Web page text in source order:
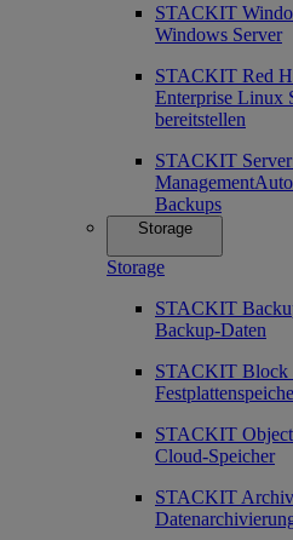
STACKIT
Windows Server
STACKIT Red
Enterprise Linux
bereitstellen
STACKIT
Management
Backups
Storage
Storage
STACKIT
Backup-Daten
STACKIT Block
STACKIT Object
Cloud-Speicher
STACKIT